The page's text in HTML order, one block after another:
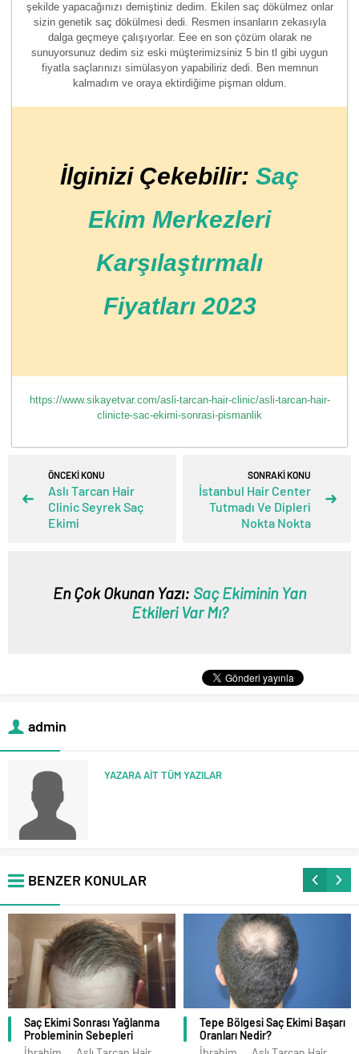
şekilde yapacağınızı demiştiniz dedim. Ekilen saç dökülmez onlar
sizin genetik saç dökülmesi dedi. Resmen insanların zekasıyla
dalga geçmeye çalışıyorlar. Eee en son çözüm olarak ne
sunuyorsunuz dedim siz eski müşterimizsiniz 5 bin tl gibi uygun
fiyatla saçlarınızı simülasyon yapabiliriz dedi. Ben memnun
kalmadım ve oraya ektirdiğime pişman oldum.
İlginizi Çekebilir: Saç
Ekim Merkezleri
Karşılaştırmalı
Fiyatları 2023
https://www.sikayetvar.com/asli-tarcan-hair-clinic/asli-tarcan-hair-
clinicte-sac-ekimi-sonrasi-pismanlik
ÖNCEKİ KONU
Aslı Tarcan Hair
Clinic Seyrek Saç
Ekimi
SONRAKİ KONU
İstanbul Hair Center
Tutmadı Ve Dipleri
Nokta Nokta
En Çok Okunan Yazı: Saç Ekiminin Yan
Etkileri Var Mı?
admin
YAZARA AİT TÜM YAZILAR
BENZER KONULAR
Saç Ekimi Sonrası Yağlanma
Probleminin Sebepleri
Tepe Bölgesi Saç Ekimi Başarı
Oranları Nedir?